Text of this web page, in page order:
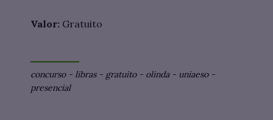
Valor: Gratuito
concurso- libras- gratuito- olinda - uniaeso-
presencial